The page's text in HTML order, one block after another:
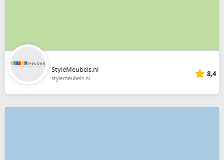
StyleMeubels.nl
stylemeubels.nl 8,4